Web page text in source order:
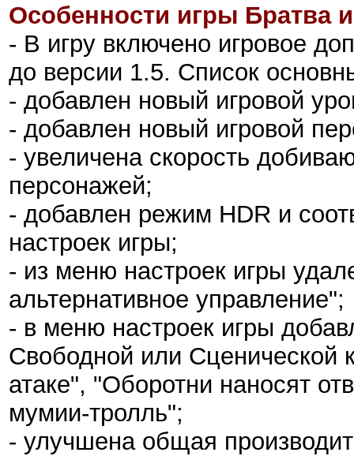
Особенности игры Братва
- В игру включено игровое
до версии 1.5. Список
- добавлен новый игровой
- добавлен новый игровой
- увеличена скорость
персонажей;
- добавлен режим HDR и
настроек игры;
- из меню настроек игры
альтернативное управление";
- в меню настроек игры
Свободной или Сценической
атаке", "Оборотни наносят
мумии-тролль";
- улучшена общая